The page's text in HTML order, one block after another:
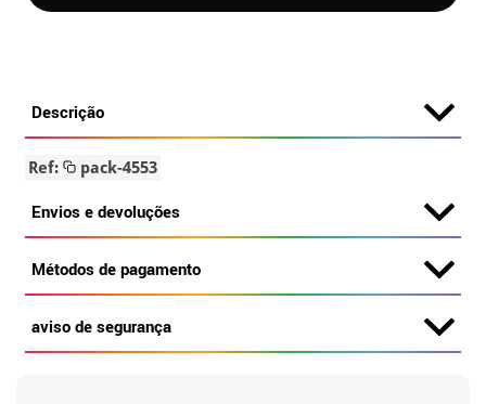
Descrição
Ref: pack-4553
Envios e devoluções
Métodos de pagamento
aviso de segurança